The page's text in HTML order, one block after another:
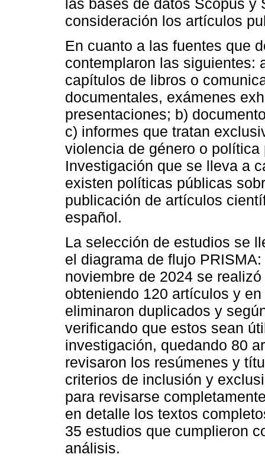
las bases de datos Scopus
consideración los artículos
En cuanto a las fuentes que
contemplaron las siguientes:
capítulos de libros o
documentales, exámenes
presentaciones; b)
c) informes que tratan
violencia de género o
Investigación que se lleva a
existen políticas públicas
publicación de artículos
español.
La selección de estudios se
el diagrama de flujo
noviembre de 2024 se
obteniendo 120 artículos y
eliminaron duplicados y
verificando que estos sean
investigación, quedando 80
revisaron los resúmenes y
criterios de inclusión y
para revisarse
en detalle los textos
35 estudios que cumplieron
análisis.